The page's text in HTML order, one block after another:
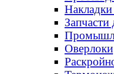
Оверлоки